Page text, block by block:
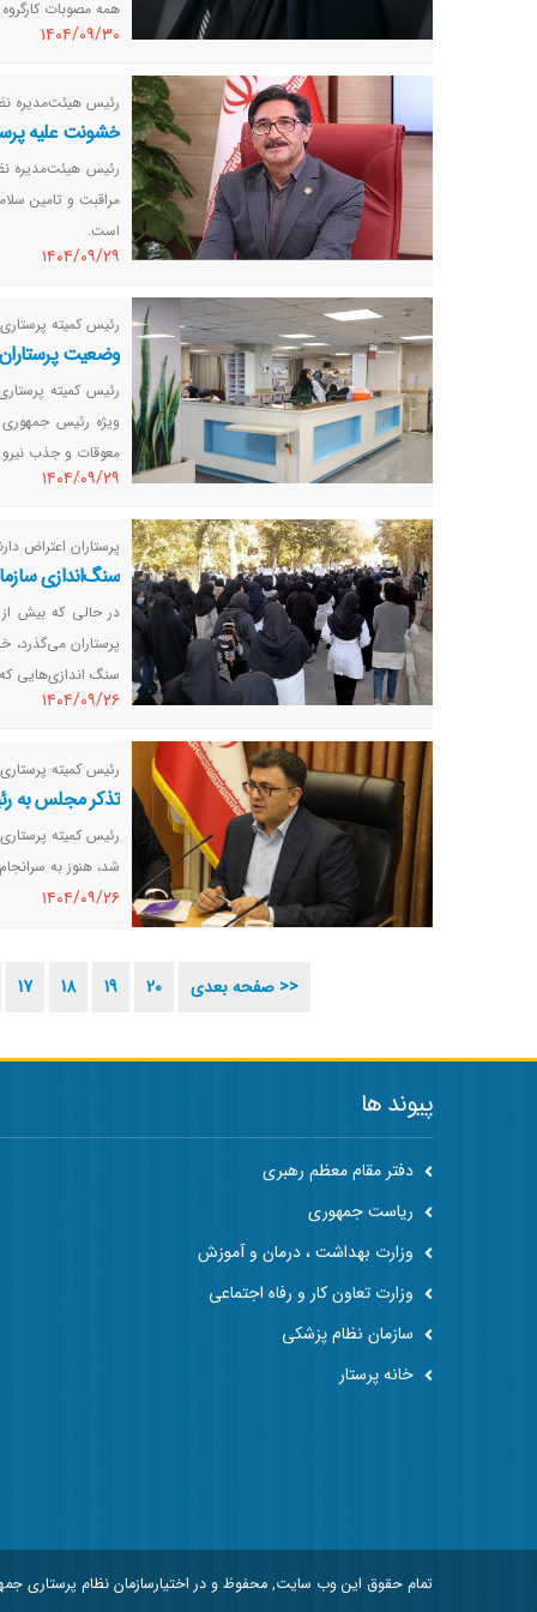
همه مصوبات
١٤٠٤/٠٩/٣٠
رئیس هیئت‌مدیره
خشونت علیه
رئیس هیئت‌مدیره
مراقبت و تامین
است.
١٤٠٤/٠٩/٢٩
رئیس کمیته
وضعیت
رئیس کمیته
ویژه رئیس جمهوری
معوقات و جذب نیرو
١٤٠٤/٠٩/٢٩
پرستاران اعتراض
سنگ‌اندازی
در حالی که بیش از
پرستاران می‌گذرد،
سنگ اندازی‌هایی
١٤٠٤/٠٩/٢٦
رئیس کمیته
تذکر مجلس به
رئیس کمیته
شد، هنوز به
١٤٠٤/٠٩/٢٦
17 18 19 20 صفحه بعدی >>
پیوند ها
دفتر مقام معظم رهبری
ریاست جمهوری
وزارت بهداشت ، درمان و آموزش
وزارت تعاون کار و رفاه اجتماعی
سازمان نظام پزشکی
خانه پرستار
تمام حقوق این وب سایت, محفوظ و در اختیارسازمان نظام پرستاری